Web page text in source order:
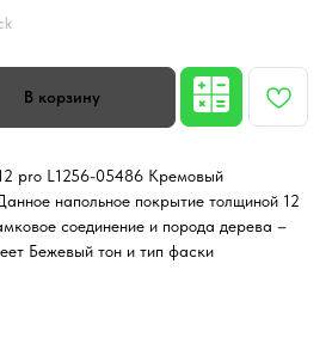
pro L1256-05486 Кремовый
напольное покрытие толщиной 12
соединение и порода дерева –
Бежевый тон и тип фаски